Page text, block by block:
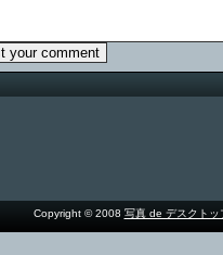
Copyright © 2008 写真 de デスクトッ